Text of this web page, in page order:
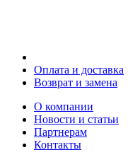
Оплата и доставка
Возврат и замена
О компании
Новости и статьи
Партнерам
Контакты